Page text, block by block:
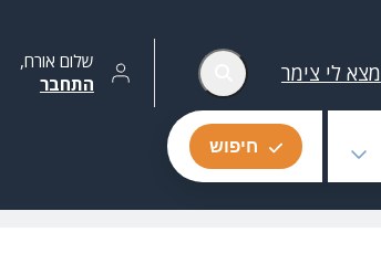
מצא לי צימר שלום אורח,
התחבר
חיפוש